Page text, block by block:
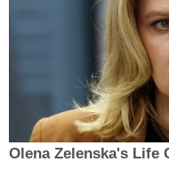
Olena Zelenska's Life